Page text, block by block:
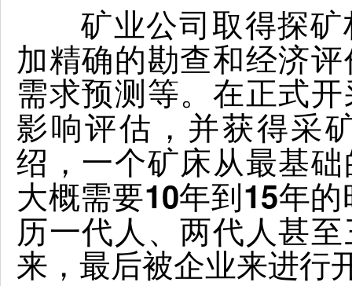
矿业公司取得探
加精确的勘查和经济
需求预测等。在正式
影响评估 ，并获得采
绍， 一个矿床从最基
大概需要10年到15年
历一代人、两代人甚
来，最后被企业来进行